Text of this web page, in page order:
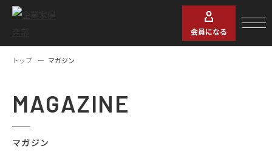
会員になる
トップ マガジン
MAGAZINE
マガジン